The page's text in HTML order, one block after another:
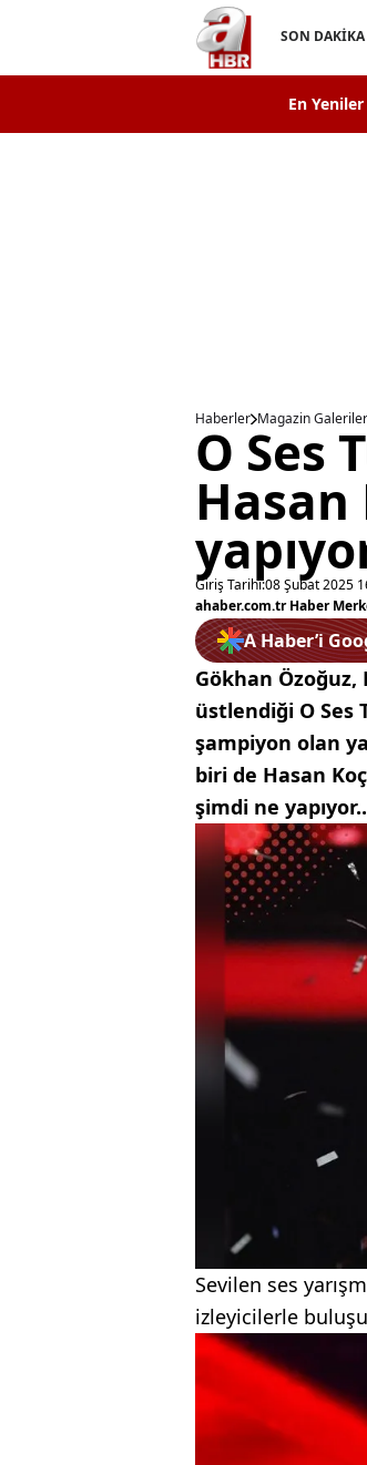
SON DAKİKA
En Yeniler
Haberler Magazin
O Ses
Hasan
Giriş Tarihi:08 Şubat 2025
ahaber.com.tr Haber
A Haber’i
Gökhan
üstlendiği O Ses
şampiyon olan
biri de Hasan
şimdi ne
Sevilen ses
izleyicilerle